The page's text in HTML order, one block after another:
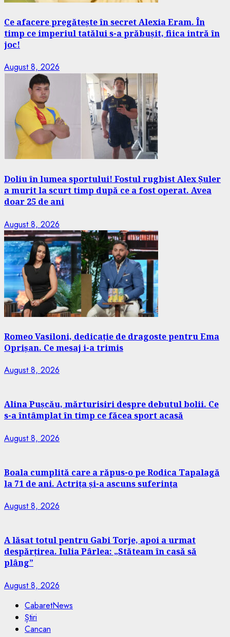
Ce afacere pregătește în secret Alexia Eram. În
timp ce imperiul tatălui s-a prăbușit, fiica intră în
joc!
August 8, 2026
Doliu în lumea sportului! Fostul rugbist Alex Șuler
a murit la scurt timp după ce a fost operat. Avea
doar 25 de ani
August 8, 2026
Romeo Vasiloni, dedicație de dragoste pentru Ema
Oprișan. Ce mesaj i-a trimis
August 8, 2026
Alina Pușcău, mărturisiri despre debutul bolii. Ce
s-a întâmplat în timp ce făcea sport acasă
August 8, 2026
Boala cumplită care a răpus-o pe Rodica Tapalagă
la 71 de ani. Actrița și-a ascuns suferința
August 8, 2026
A lăsat totul pentru Gabi Torje, apoi a urmat
despărțirea. Iulia Pârlea: „Stăteam în casă să
plâng”
August 8, 2026
CabaretNews
Știri
Cancan